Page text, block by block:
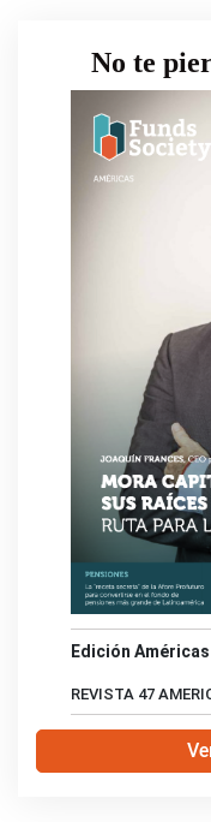
No te
Edición Américas
REVISTA 47